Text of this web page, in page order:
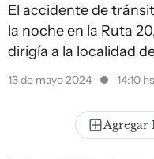
El accidente de
la noche en la Ruta
dirigía a la localidad
13 de mayo 2024 14:10 hs
Agregar